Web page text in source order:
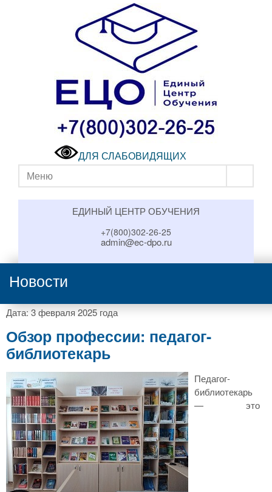
ДЛЯ СЛАБОВИДЯЩИХ
Меню
ЕДИНЫЙ ЦЕНТР ОБУЧЕНИЯ
+7(800)302-26-25
admin@ec-dpo.ru
Новости
Дата: 3 февраля 2025 года
Обзор профессии: педагог-
библиотекарь
Педагог-
библиотекарь
— это